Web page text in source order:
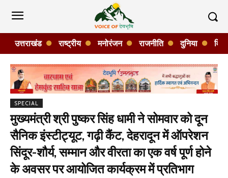
उत्तराखंड राष्ट्रीय मनोरंजन राजनीति दुनिया
SPECIAL
मुख्यमंत्री श्री पुष्कर सिंह धामी ने सोमवार को दून
सैनिक इंस्टीट्यूट, गढ़ी कैंट, देहरादून में ऑपरेशन
सिंदूर-शौर्य, सम्मान और वीरता का एक वर्ष पूर्ण होने
के अवसर पर आयोजित कार्यक्रम में प्रतिभाग